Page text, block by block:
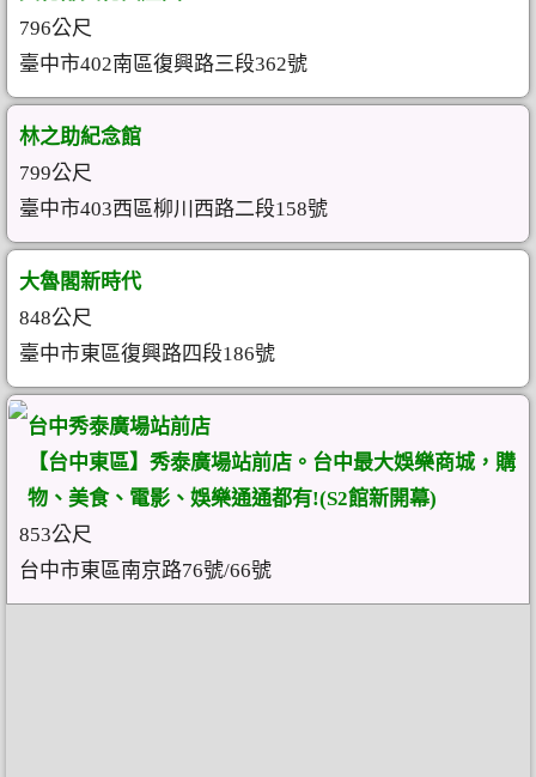
796公尺
臺中市402南區復興路三段362號
林之助紀念館
799公尺
臺中市403西區柳川西路二段158號
大魯閣新時代
848公尺
臺中市東區復興路四段186號
台中秀泰廣場站前店
【台中東區】秀泰廣場站前店。台中最大娛樂商城，購
物、美食、電影、娛樂通通都有!(S2館新開幕)
853公尺
台中市東區南京路76號/66號